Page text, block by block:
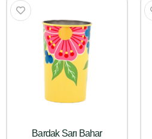
Bardak Sarı Bahar